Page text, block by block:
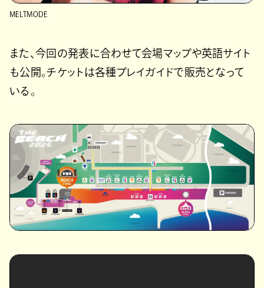
MELTMODE
また、今回の発表に合わせて会場マップや英語サイト
も公開。チケットは各種プレイガイドで販売となって
いる。